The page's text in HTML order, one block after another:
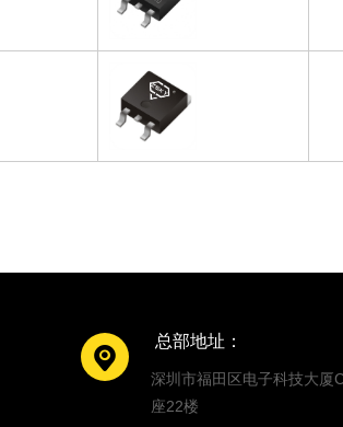
总部地址：
深圳市福田区电子科技大厦
座22楼